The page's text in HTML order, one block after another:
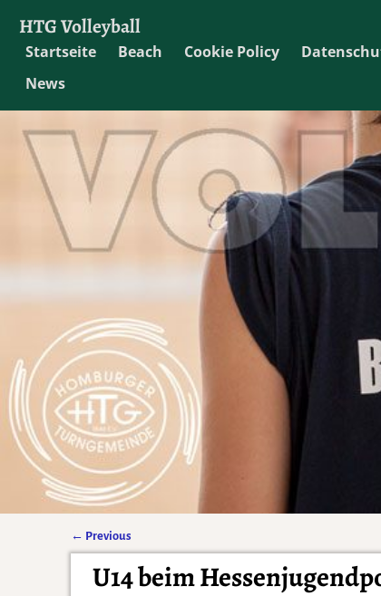
HTG Volleyball
Startseite Beach Cookie Policy
News
Artikelnavigation
← Previous
U14 beim